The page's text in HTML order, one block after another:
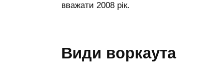
вважати 2008 рік.
види воркаута